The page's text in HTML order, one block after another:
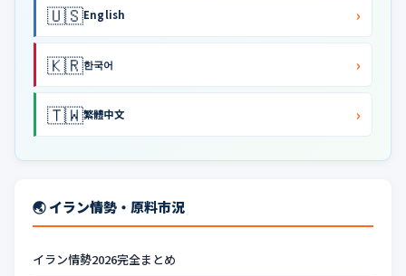
🇺🇸English ›
🇰🇷한국어 ›
🇹🇼繁體中文 ›
🌏 イラン情勢・原料市況
イラン情勢2026完全まとめ